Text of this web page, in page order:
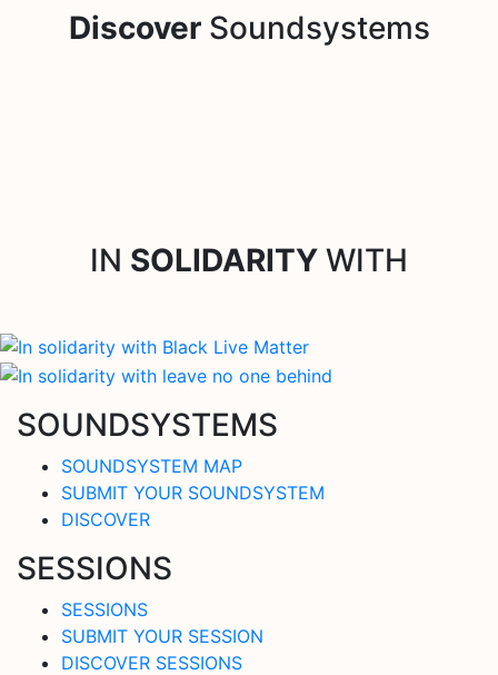
DiscoverSoundsystems
IN SOLIDARITY WITH
SOUNDSYSTEMS
SOUNDSYSTEM MAP
SUBMIT YOUR SOUNDSYSTEM
DISCOVER
SESSIONS
SESSIONS
SUBMIT YOUR SESSION
DISCOVER SESSIONS